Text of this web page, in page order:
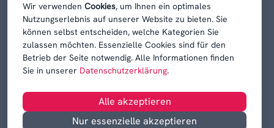
Wir verwenden Cookies, um Ihnen ein optimales
Nutzungserlebnis auf unserer Website zu bieten. Sie
können selbst entscheiden, welche Kategorien Sie
zulassen möchten. Essenzielle Cookies sind für den
Betrieb der Seite notwendig. Alle Informationen finden
Sie in unserer Datenschutzerklärung.
Alle akzeptieren
Nur essenzielle akzeptieren